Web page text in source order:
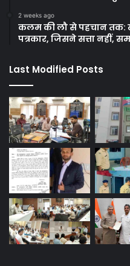
2 weeks ago
कलम की लौ से पहचान तक:
पत्रकार, जिसने सत्ता नहीं,
Last Modified Posts